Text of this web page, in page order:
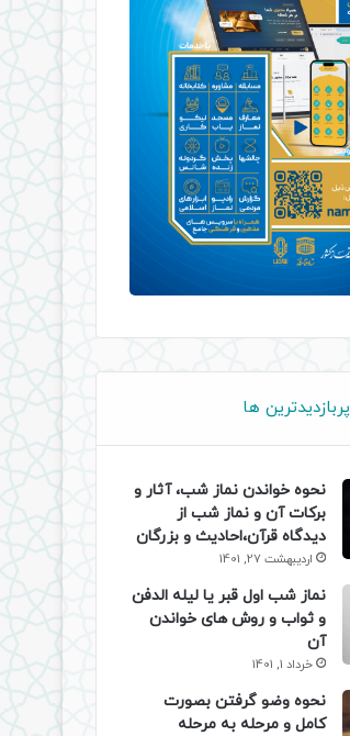
پربازدیدترین ها
نحوه خواندن نماز شب، آثار و
برکات آن و نماز شب از
دیدگاه قرآن،احادیث و بزرگان
اردیبهشت 27, 1401
نماز شب اول قبر یا لیله الدفن
و ثواب و روش های خواندن
آن
خرداد 1, 1401
نحوه وضو گرفتن بصورت
کامل و مرحله به مرحله